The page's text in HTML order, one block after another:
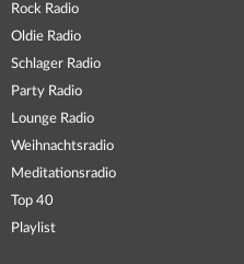
Rock Radio
Oldie Radio
Schlager Radio
Party Radio
Lounge Radio
Weihnachtsradio
Meditationsradio
Top 40
Playlist